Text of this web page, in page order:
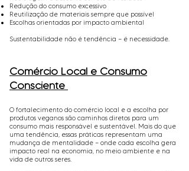
Redução do consumo excessivo
Reutilização de materiais sempre que possível
Escolhas orientadas por impacto ambiental
Sustentabilidade não é tendência — é necessidade.
Comércio Local e Consumo
Consciente
O fortalecimento do comércio local e a escolha por
produtos veganos são caminhos diretos para um
consumo mais responsável e sustentável. Mais do que
uma tendência, essas práticas representam uma
mudança de mentalidade — onde cada escolha gera
impacto real na economia, no meio ambiente e na
vida de outros seres.